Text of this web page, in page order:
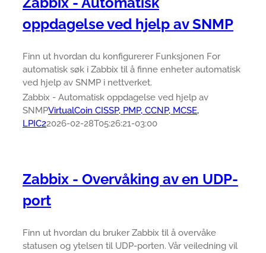
oppdagelse ved hjelp av SNMP
Finn ut hvordan du konfigurerer Funksjonen For
automatisk søk i Zabbix til å finne enheter automatisk
ved hjelp av SNMP i nettverket.
Zabbix - Automatisk oppdagelse ved hjelp av
SNMPVirtualCoin CISSP, PMP, CCNP, MCSE,
LPIC22026-02-28T05:26:21-03:00
Zabbix - Overvåking av en UDP-
port
Finn ut hvordan du bruker Zabbix til å overvåke
statusen og ytelsen til UDP-porten. Vår veiledning vil